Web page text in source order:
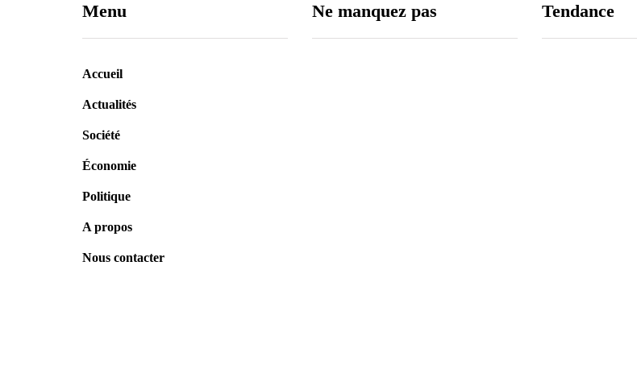
Menu
Accueil
Actualités
Société
Économie
Politique
A propos
Nous contacter
Ne manquez pas Tendance